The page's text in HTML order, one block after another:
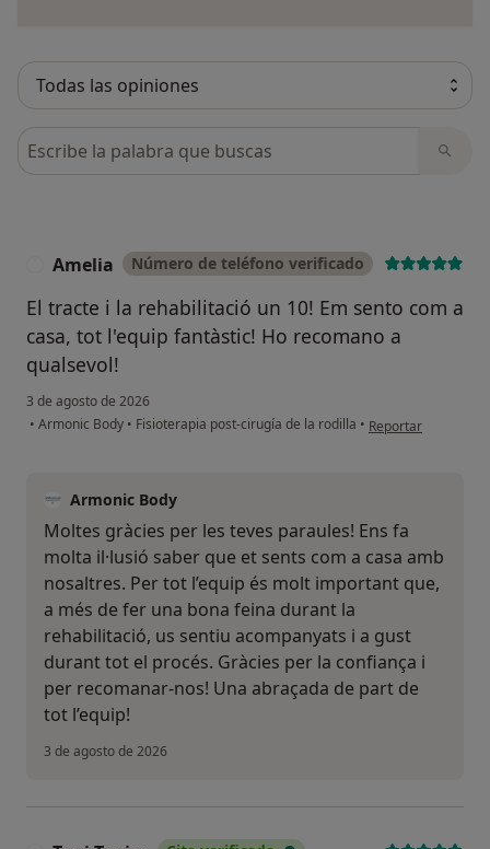
Busca en opiniones
Amelia Número de teléfono verificado
El tracte i la rehabilitació un 10! Em sento com a
casa, tot l'equip fantàstic! Ho recomano a
qualsevol!
3 de agosto de 2026
• Armonic Body • Fisioterapia post-cirugía de la rodilla • en opinión del
Reportar
Armonic Body
Moltes gràcies per les teves paraules! Ens fa
molta il·lusió saber que et sents com a casa amb
nosaltres. Per tot l’equip és molt important que,
a més de fer una bona feina durant la
rehabilitació, us sentiu acompanyats i a gust
durant tot el procés. Gràcies per la confiança i
per recomanar-nos! Una abraçada de part de
tot l’equip!
3 de agosto de 2026